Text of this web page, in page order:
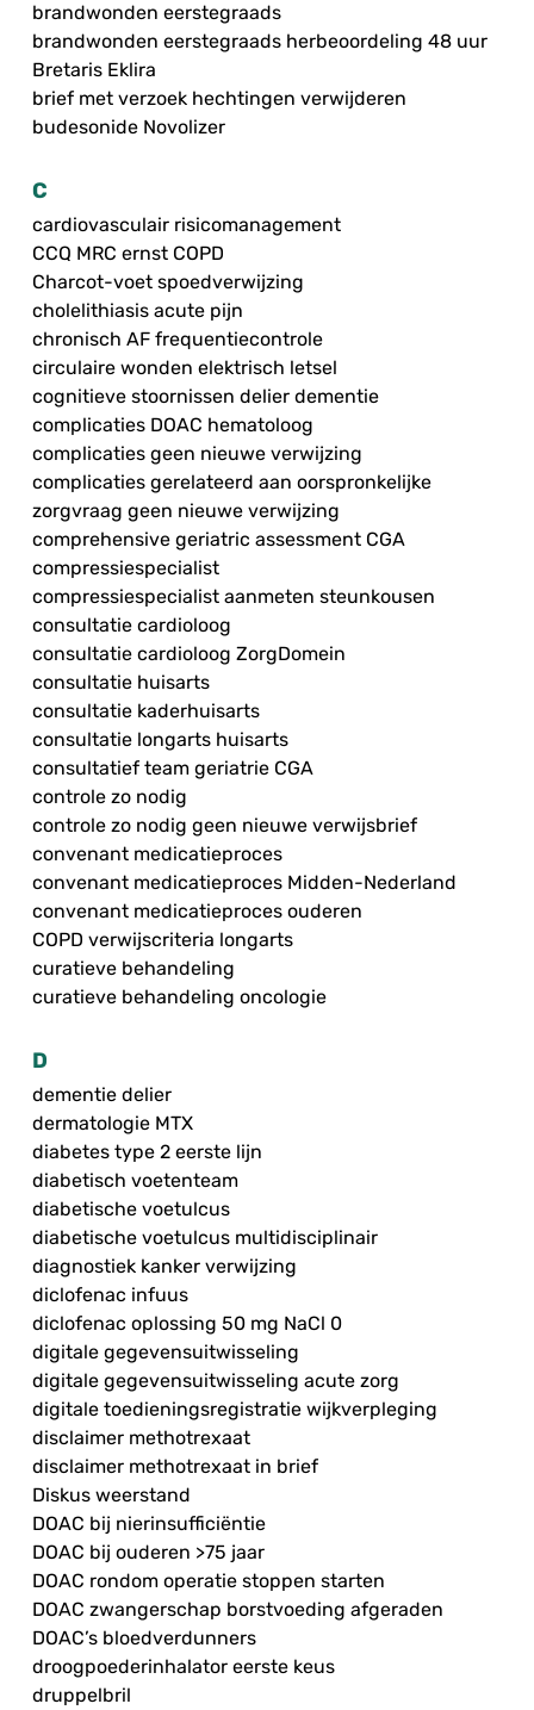
brandwonden eerstegraads
brandwonden eerstegraads herbeoordeling 48 uur
Bretaris Eklira
brief met verzoek hechtingen verwijderen
budesonide Novolizer
C
cardiovasculair risicomanagement
CCQ MRC ernst COPD
Charcot-voet spoedverwijzing
cholelithiasis acute pijn
chronisch AF frequentiecontrole
circulaire wonden elektrisch letsel
cognitieve stoornissen delier dementie
complicaties DOAC hematoloog
complicaties geen nieuwe verwijzing
complicaties gerelateerd aan oorspronkelijke
zorgvraag geen nieuwe verwijzing
comprehensive geriatric assessment CGA
compressiespecialist
compressiespecialist aanmeten steunkousen
consultatie cardioloog
consultatie cardioloog ZorgDomein
consultatie huisarts
consultatie kaderhuisarts
consultatie longarts huisarts
consultatief team geriatrie CGA
controle zo nodig
controle zo nodig geen nieuwe verwijsbrief
convenant medicatieproces
convenant medicatieproces Midden-Nederland
convenant medicatieproces ouderen
COPD verwijscriteria longarts
curatieve behandeling
curatieve behandeling oncologie
D
dementie delier
dermatologie MTX
diabetes type 2 eerste lijn
diabetisch voetenteam
diabetische voetulcus
diabetische voetulcus multidisciplinair
diagnostiek kanker verwijzing
diclofenac infuus
diclofenac oplossing 50 mg NaCl 0
digitale gegevensuitwisseling
digitale gegevensuitwisseling acute zorg
digitale toedieningsregistratie wijkverpleging
disclaimer methotrexaat
disclaimer methotrexaat in brief
Diskus weerstand
DOAC bij nierinsufficiëntie
DOAC bij ouderen >75 jaar
DOAC rondom operatie stoppen starten
DOAC zwangerschap borstvoeding afgeraden
DOAC’s bloedverdunners
droogpoederinhalator eerste keus
druppelbril